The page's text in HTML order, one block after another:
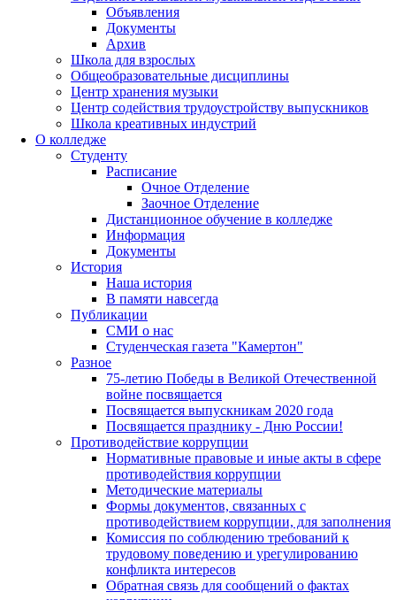
Объявления
Документы
Архив
Школа для взрослых
Общеобразовательные дисциплины
Центр хранения музыки
Центр содействия трудоустройству выпускников
Школа креативных индустрий
О колледже
Студенту
Расписание
Очное Отделение
Заочное Отделение
Дистанционное обучение в колледже
Информация
Документы
История
Наша история
В памяти навсегда
Публикации
СМИ о нас
Студенческая газета "Камертон"
Разное
75-летию Победы в Великой Отечественной
войне посвящается
Посвящается выпускникам 2020 года
Посвящается празднику - Дню России!
Противодействие коррупции
Нормативные правовые и иные акты в сфере
противодействия коррупции
Методические материалы
Формы документов, связанных с
противодействием коррупции, для заполнения
Комиссия по соблюдению требований к
трудовому поведению и урегулированию
конфликта интересов
Обратная связь для сообщений о фактах